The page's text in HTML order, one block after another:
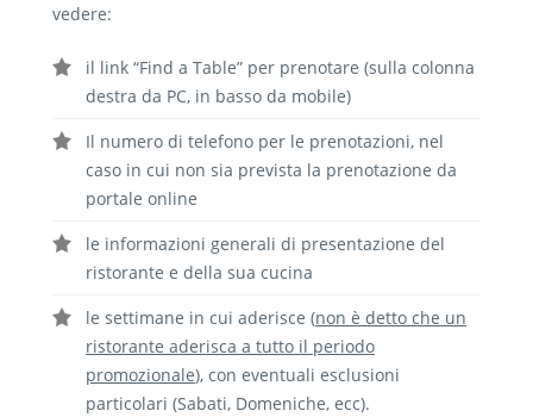
vedere:
il link “Find a Table” per prenotare (sulla colonna
destra da PC, in basso da mobile)
Il numero di telefono per le prenotazioni, nel
caso in cui non sia prevista la prenotazione da
portale online
le informazioni generali di presentazione del
ristorante e della sua cucina
le settimane in cui aderisce (non è detto che un
ristorante aderisca a tutto il periodo
promozionale), con eventuali esclusioni
particolari (Sabati, Domeniche, ecc).